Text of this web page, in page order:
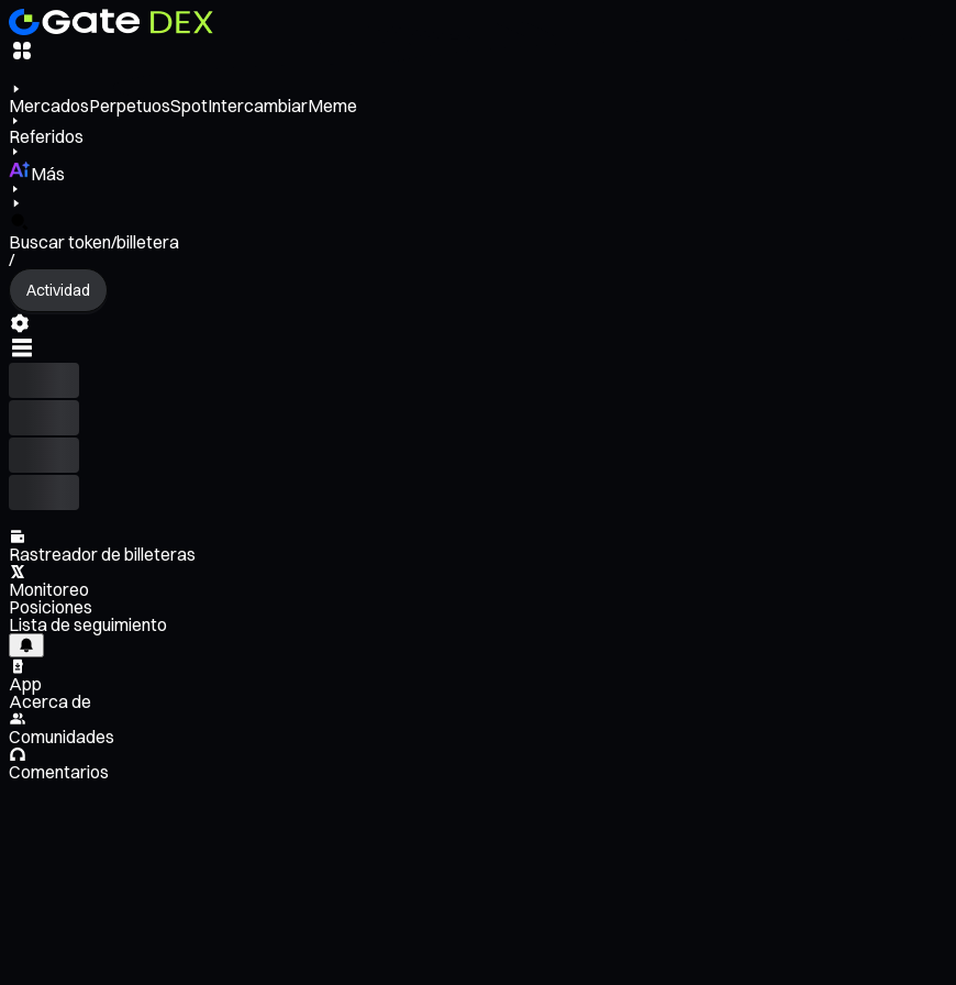
MercadosPerpetuosSpotIntercambiarMeme
Referidos
Más
Buscar token/billetera
/
Actividad
Rastreador de billeteras
Monitoreo
Posiciones
Lista de seguimiento
App
Acerca de
Comunidades
Comentarios